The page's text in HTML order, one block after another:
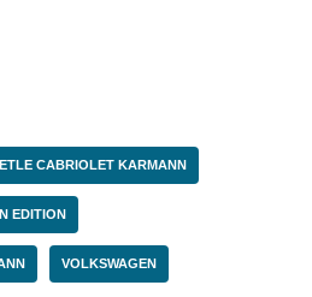
CABRIOLET KARMANN
EDITION
VOLKSWAGEN